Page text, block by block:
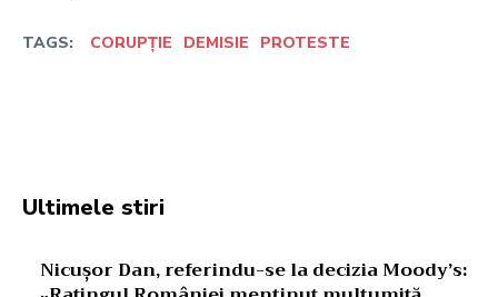
TAGS: CORUPȚIE DEMISIE PROTESTE
Ultimele stiri
Nicușor Dan, referindu-se la decizia Moody’s: